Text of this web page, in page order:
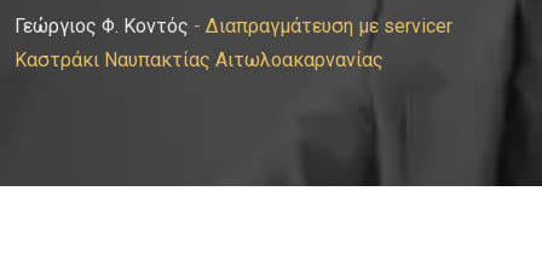
Γεώργιος Φ. Κοντός - Διαπραγμάτευση με servicer
Καστράκι Ναυπακτίας Αιτωλοακαρνανίας